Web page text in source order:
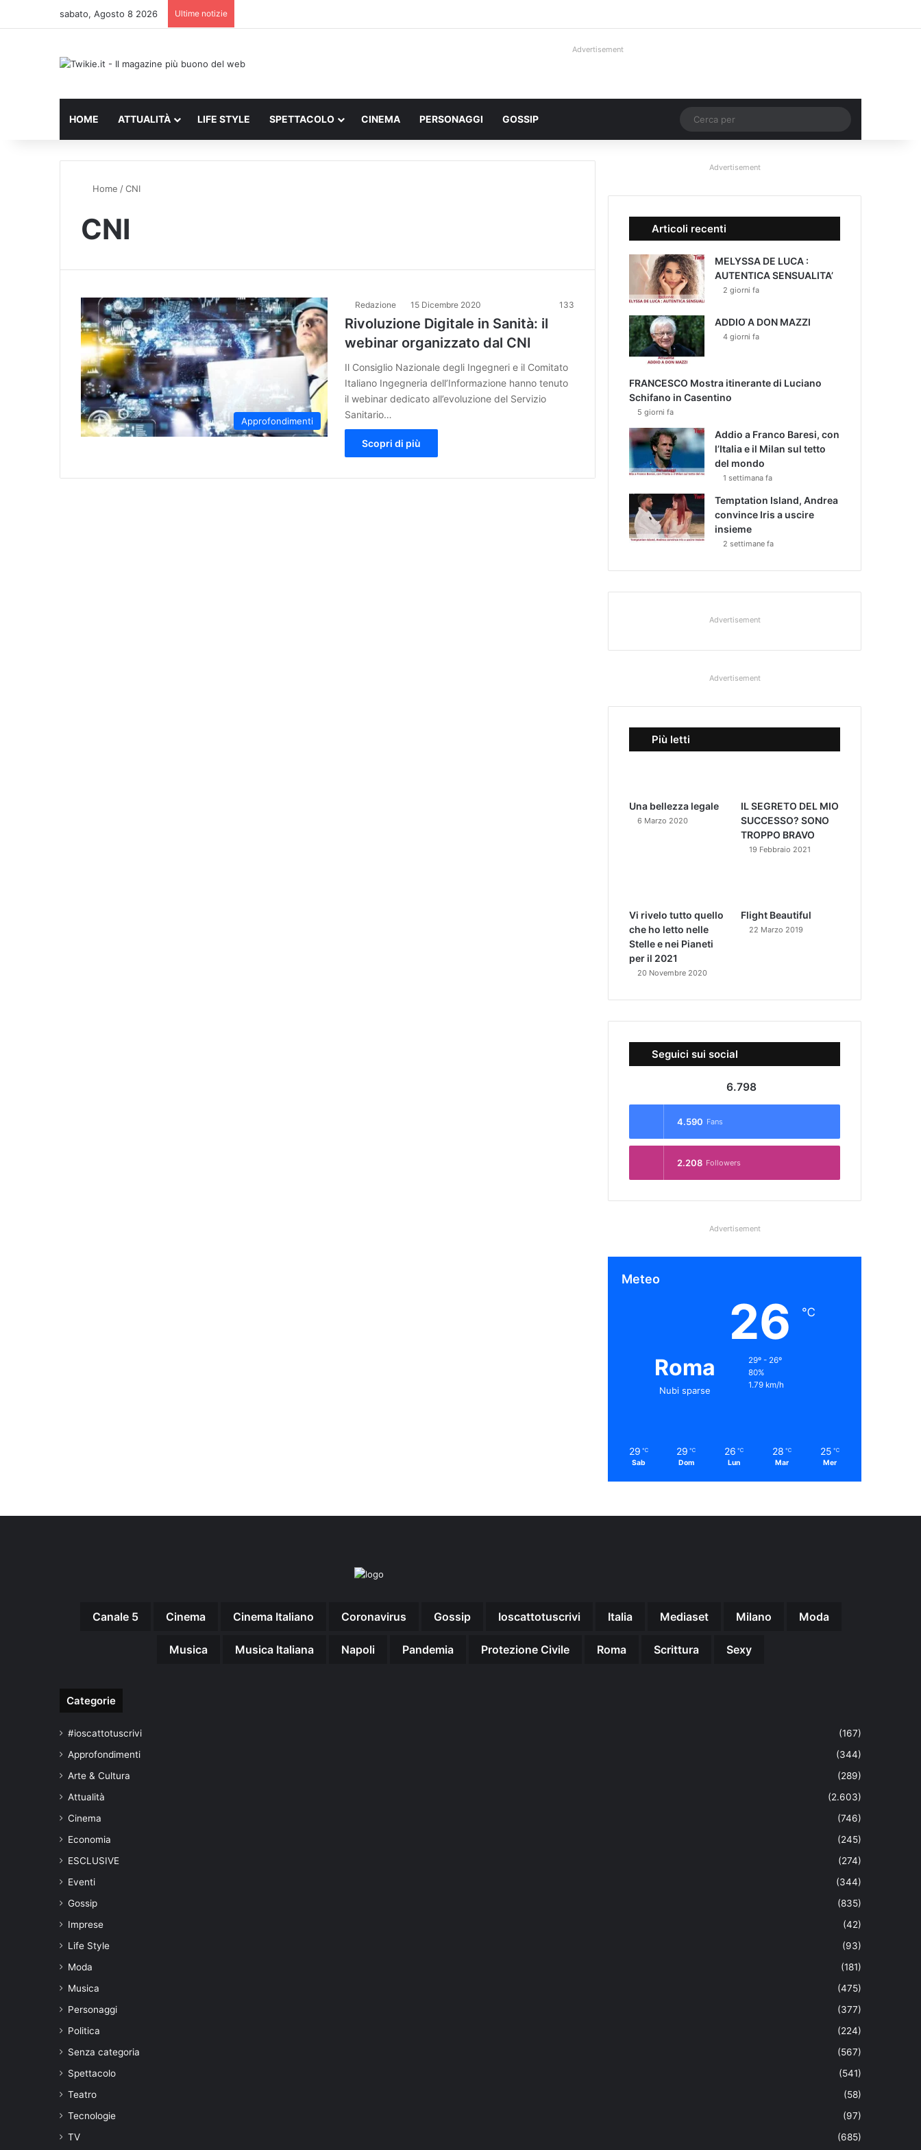
sabato, Agosto 8 2026 Ultime notizie
Advertisement
HOME ATTUALITÀ LIFE STYLE SPETTACOLO CINEMA PERSONAGGI GOSSIP Un articolo a caso
per
Home /CNI
CNI
Approfondimenti
Redazione 15 Dicembre 2020 133
Rivoluzione Digitale in Sanità: il
webinar organizzato dal CNI
Il Consiglio Nazionale degli Ingegneri e il Comitato
Italiano Ingegneria dell’Informazione hanno tenuto
il webinar dedicato all’evoluzione del Servizio
Sanitario…
Scopri di più
Advertisement
Articoli recenti
MELYSSA DE LUCA :
AUTENTICA SENSUALITA’
2 giorni fa
ADDIO A DON MAZZI
4 giorni fa
FRANCESCO Mostra itinerante di Luciano
Schifano in Casentino
5 giorni fa
Addio a Franco Baresi, con
l’Italia e il Milan sul tetto
del mondo
1 settimana fa
Temptation Island, Andrea
convince Iris a uscire
insieme
2 settimane fa
Advertisement
Advertisement
Più letti
Una bellezza legale
6 Marzo 2020
IL SEGRETO DEL MIO
SUCCESSO? SONO
TROPPO BRAVO
19 Febbraio 2021
Vi rivelo tutto quello
che ho letto nelle
Stelle e nei Pianeti
per il 2021
20 Novembre 2020
Flight Beautiful
22 Marzo 2019
Seguici sui social
6.798
4.590 Fans
2.208 Followers
Advertisement
Meteo
Roma
Nubi sparse
26 ℃
29º - 26º
80%
1.79 km/h
29 ℃
Sab
29 ℃
Dom
26 ℃
Lun
28 ℃
Mar
25 ℃
Mer
Canale 5 Cinema Cinema Italiano Coronavirus Gossip Ioscattotuscrivi Italia Mediaset Milano Moda
Musica Musica Italiana Napoli Pandemia Protezione Civile Roma Scrittura Sexy
Categorie
#ioscattotuscrivi
(167)
Approfondimenti
(344)
Arte & Cultura
(289)
Attualità
(2.603)
Cinema
(746)
Economia
(245)
ESCLUSIVE
(274)
Eventi
(344)
Gossip
(835)
Imprese
(42)
Life Style
(93)
Moda
(181)
Musica
(475)
Personaggi
(377)
Politica
(224)
Senza categoria
(567)
Spettacolo
(541)
Teatro
(58)
Tecnologie
(97)
TV
(685)